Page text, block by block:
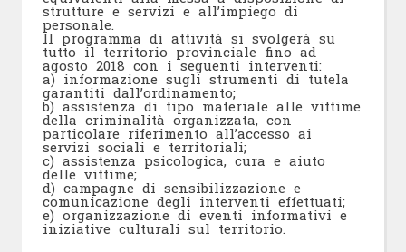
strutture e servizi e all’impiego di
personale.
Il programma di attività si svolgerà su
tutto il territorio provinciale fino ad
agosto 2018 con i seguenti interventi:
a) informazione sugli strumenti di tutela
garantiti dall’ordinamento;
b) assistenza di tipo materiale alle vittime
della criminalità organizzata, con
particolare riferimento all’accesso ai
servizi sociali e territoriali;
c) assistenza psicologica, cura e aiuto
delle vittime;
d) campagne di sensibilizzazione e
comunicazione degli interventi effettuati;
e) organizzazione di eventi informativi e
iniziative culturali sul territorio.